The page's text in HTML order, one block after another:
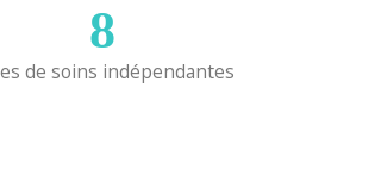
8
de soins indépendantes